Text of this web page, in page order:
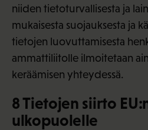
niiden tietoturvallisesta ja
mukaisesta suojauksesta ja
tietojen luovuttamisesta
ammattiliitolle ilmoitetaan
keräämisen yhteydessä.
8 Tietojen siirto
ulkopuolelle